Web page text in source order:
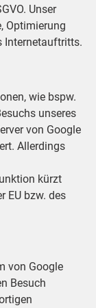
Unser
Optimierung
Internetauftritts.
wie bspw.
unseres
von Google
Allerdings
kürzt
EU bzw. des
von Google
Besuch